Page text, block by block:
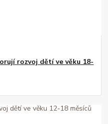
rozvoj dětí ve věku 18-